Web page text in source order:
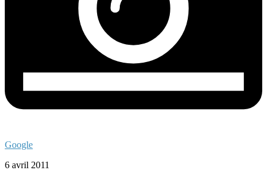
Google
6 avril 2011